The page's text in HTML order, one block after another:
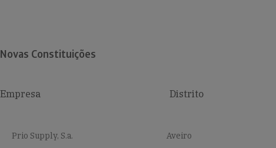
Novas Constituições
Empresa Distrito
Prio Supply, S.a. Aveiro